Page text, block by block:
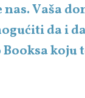
Vaša
da i
koju